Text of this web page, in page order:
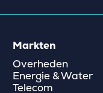
Markten
Overheden
Energie & Water
Telecom